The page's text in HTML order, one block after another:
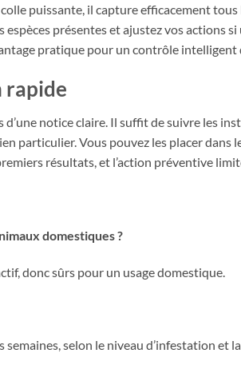
puissante, il capture efficacement
présentes et ajustez vos actions
pratique pour un contrôle intelligent
rapide
notice claire. Il suffit de suivre les
particulier. Vous pouvez les placer dans
résultats, et l’action préventive
domestiques ?
donc sûrs pour un usage domestique.
selon le niveau d’infestation et